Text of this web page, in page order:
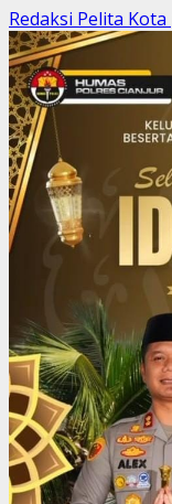
Redaksi Pelita Kota